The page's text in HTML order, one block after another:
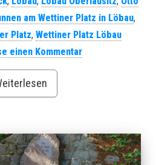
am Wettiner Platz in Löbau,
Platz, Wettiner Platz Löbau
einen Kommentar